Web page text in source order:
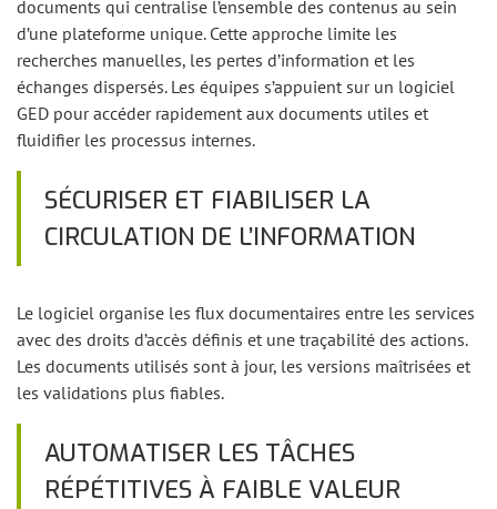
documents qui centralise l’ensemble des contenus au sein
d’une plateforme unique. Cette approche limite les
recherches manuelles, les pertes d’information et les
échanges dispersés. Les équipes s’appuient sur un logiciel
GED pour accéder rapidement aux documents utiles et
fluidifier les processus internes.
SÉCURISER ET FIABILISER LA
CIRCULATION DE L’INFORMATION
Le logiciel organise les flux documentaires entre les services
avec des droits d’accès définis et une traçabilité des actions.
Les documents utilisés sont à jour, les versions maîtrisées et
les validations plus fiables.
AUTOMATISER LES TÂCHES
RÉPÉTITIVES À FAIBLE VALEUR